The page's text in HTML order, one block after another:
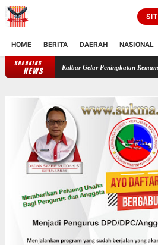
HOME BERITA DAERAH NASIONAL
BREAKING
NEWS Sinergi Bangun Ketahanan dan